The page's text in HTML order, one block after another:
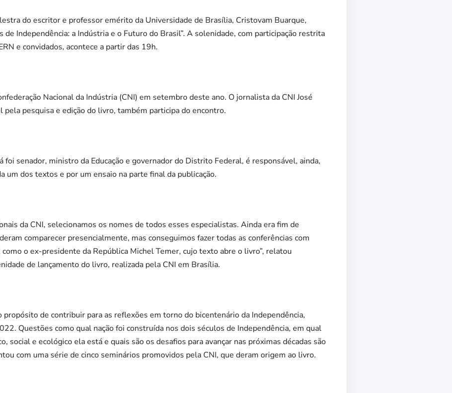
do escritor e professor emérito da Universidade de Brasília, Cristovam Buarque,
de Independência: a Indústria e o Futuro do Brasil”. A solenidade, com participação restrita
e convidados, acontece a partir das 19h.
Nacional da Indústria (CNI) em setembro deste ano. O jornalista da CNI José
pela pesquisa e edição do livro, também participa do encontro.
foi senador, ministro da Educação e governador do Distrito Federal, é responsável, ainda,
um dos textos e por um ensaio na parte final da publicação.
da CNI, selecionamos os nomes de todos esses especialistas. Ainda era fim de
comparecer presencialmente, mas conseguimos fazer todas as conferências com
o ex-presidente da República Michel Temer, cujo texto abre o livro”, relatou
de lançamento do livro, realizada pela CNI em Brasília.
propósito de contribuir para as reflexões em torno do bicentenário da Independência,
Questões como qual nação foi construída nos dois séculos de Independência, em qual
social e ecológico ela está e quais são os desafios para avançar nas próximas décadas são
com uma série de cinco seminários promovidos pela CNI, que deram origem ao livro.